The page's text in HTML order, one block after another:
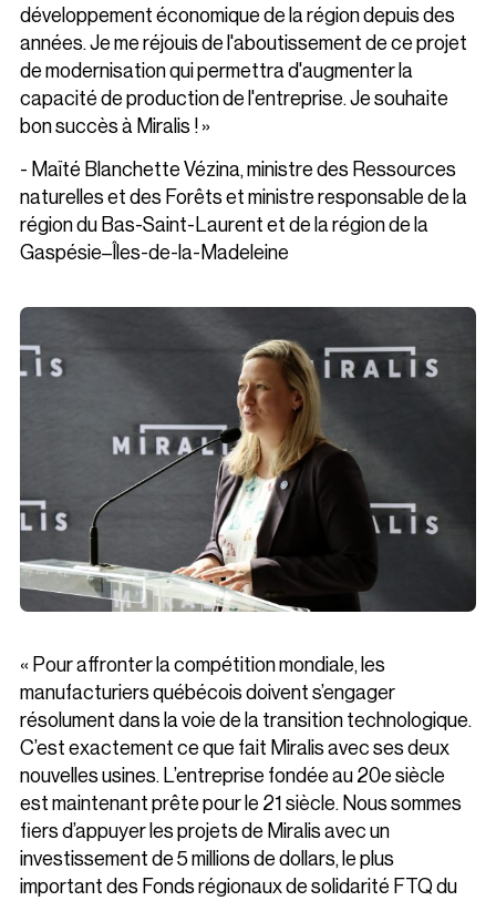
développement économique de la région depuis des
années. Je me réjouis de l'aboutissement de ce projet
de modernisation qui permettra d'augmenter la
capacité de production de l'entreprise. Je souhaite
bon succès à Miralis ! »
- Maïté Blanchette Vézina, ministre des Ressources
naturelles et des Forêts et ministre responsable de la
région du Bas-Saint-Laurent et de la région de la
Gaspésie–Îles-de-la-Madeleine
« Pour affronter la compétition mondiale, les
manufacturiers québécois doivent s’engager
résolument dans la voie de la transition technologique.
C’est exactement ce que fait Miralis avec ses deux
nouvelles usines. L’entreprise fondée au 20e siècle
est maintenant prête pour le 21 siècle. Nous sommes
fiers d’appuyer les projets de Miralis avec un
investissement de 5 millions de dollars, le plus
important des Fonds régionaux de solidarité FTQ du